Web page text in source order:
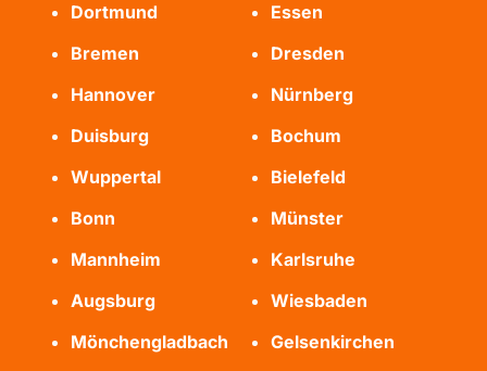
Dortmund
Essen
Bremen
Dresden
Hannover
Nürnberg
Duisburg
Bochum
Wuppertal
Bielefeld
Bonn
Münster
Mannheim
Karlsruhe
Augsburg
Wiesbaden
Mönchengladbach
Gelsenkirchen